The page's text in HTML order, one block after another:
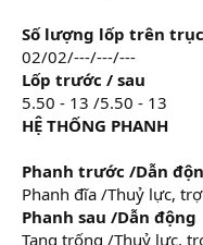
Số lượng lốp trên
02/02/---/---/---
Lốp trước / sau
5.50 - 13 /5.50 - 13
HỆ THỐNG PHANH
Phanh trước /Dẫn
Phanh đĩa /Thuỷ lực,
Phanh sau /Dẫn động
Tang trống /Thuỷ lực,